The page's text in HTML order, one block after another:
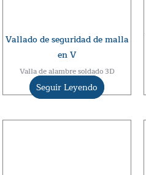
Vallado de seguridad de malla
en V
Valla de alambre soldado 3D
Seguir Leyendo